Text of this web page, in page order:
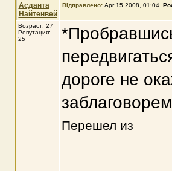
Асданта
Найтенвей
Відправлено: Apr 15 2008, 01:04.
Возраст: 27
Репутация:
25
дороге не
Перешел из